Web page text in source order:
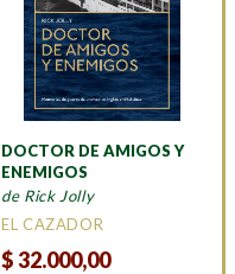
DOCTOR DE AMIGOS Y
ENEMIGOS
de Rick Jolly
EL CAZADOR
$32.000,00